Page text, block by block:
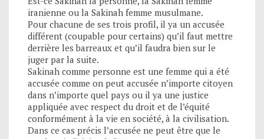
iranienne ou la Sakinah femme musulmane.
Pour chacune de ses trois profil, il ya un accusée
différent (coupable pour certains) qu’il faut mettre
derrière les barreaux et qu’il faudra bien sur le
juger par la suite.
Sakinah comme personne est une femme qui a été
accusée comme on peut accusée n’importe citoyen
dans n’importe quel pays ou il ya une justice
appliquée avec respect du droit et de l’équité
conformément à la vie en société, à la civilisation.
Dans ce cas précis l’accusée ne peut être que le